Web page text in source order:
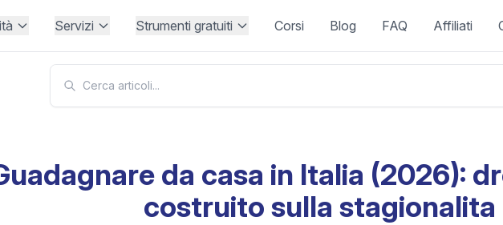
Servizi Strumenti gratuiti Corsi Blog FAQ Affiliati
da casa in Italia (2026):
costruito sulla stagionalita